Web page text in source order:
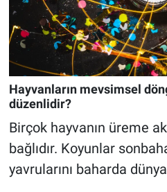
Hayvanların mevsimsel
düzenlidir?
Birçok hayvanın üreme
bağlıdır. Koyunlar
yavrularını baharda